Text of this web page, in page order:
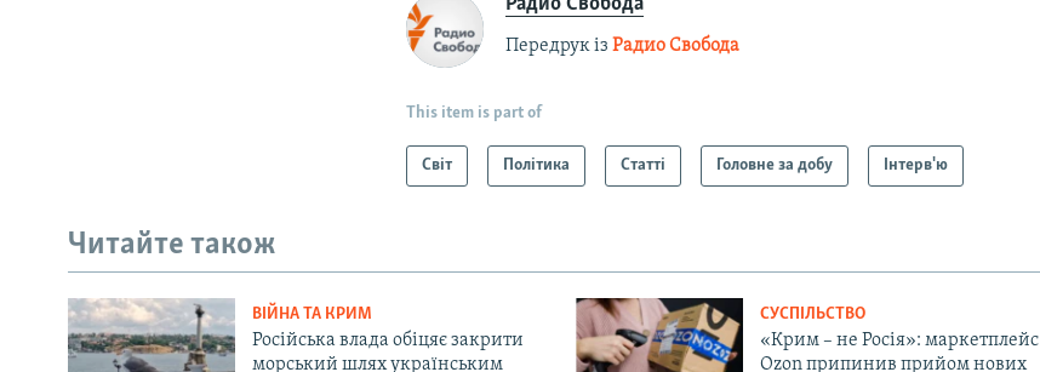
Передрук ізРадио Свобода
This item is part of
Світ Політика Статті Головне за добу Інтерв'ю
Читайте також
ВІЙНА ТА КРИМ
Російська влада обіцяє закрити
морський шлях українським
СУСПІЛЬСТВО
«Крим – не Росія»: маркетплейс
Ozon припинив прийом нових